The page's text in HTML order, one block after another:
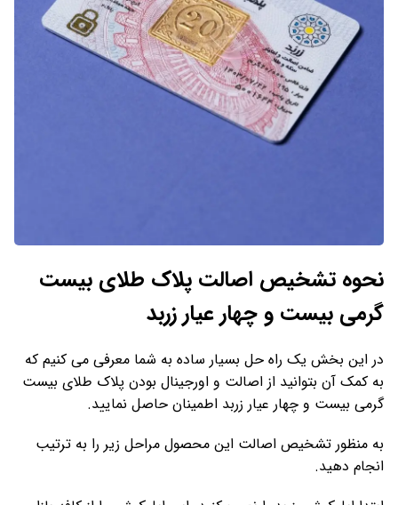
نحوه تشخیص اصالت پلاک طلای بیست
گرمی بیست و چهار عیار زربد
در این بخش یک راه حل بسیار ساده به شما معرفی می کنیم که
به کمک آن بتوانید از اصالت و اورجینال بودن پلاک طلای بیست
گرمی بیست و چهار عیار زربد اطمینان حاصل نمایید.
به منظور تشخیص اصالت این محصول مراحل زیر را به ترتیب
انجام دهید.